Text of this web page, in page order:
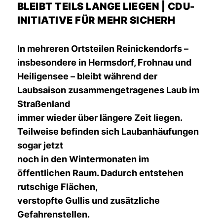
LEIBT TEILS LANGE LIEGEN | CDU-I
NITIATIVE FÜR MEHR SICHERH
In mehreren Ortsteilen Reinickendorfs –
insbesondere in Hermsdorf, Frohnau und
Heiligensee – bleibt während der
Laubsaison zusammengetragenes Laub im
Straßenland
immer wieder über längere Zeit liegen.
Teilweise befinden sich Laubanhäufungen
sogar jetzt
noch in den Wintermonaten im
öffentlichen Raum. Dadurch entstehen
rutschige Flächen,
verstopfte Gullis und zusätzliche
Gefahrenstellen.